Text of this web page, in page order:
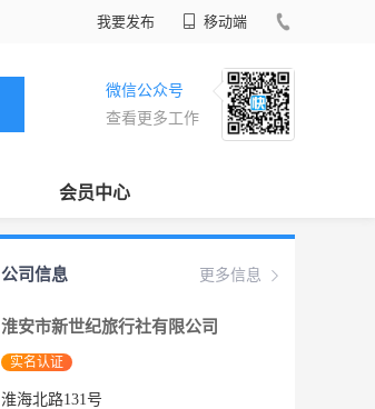
我要发布 移动端
微信公众号
查看更多工作
会员中心
更多信息
公司信息
淮安市新世纪旅行社有限公司
实名认证
淮海北路131号